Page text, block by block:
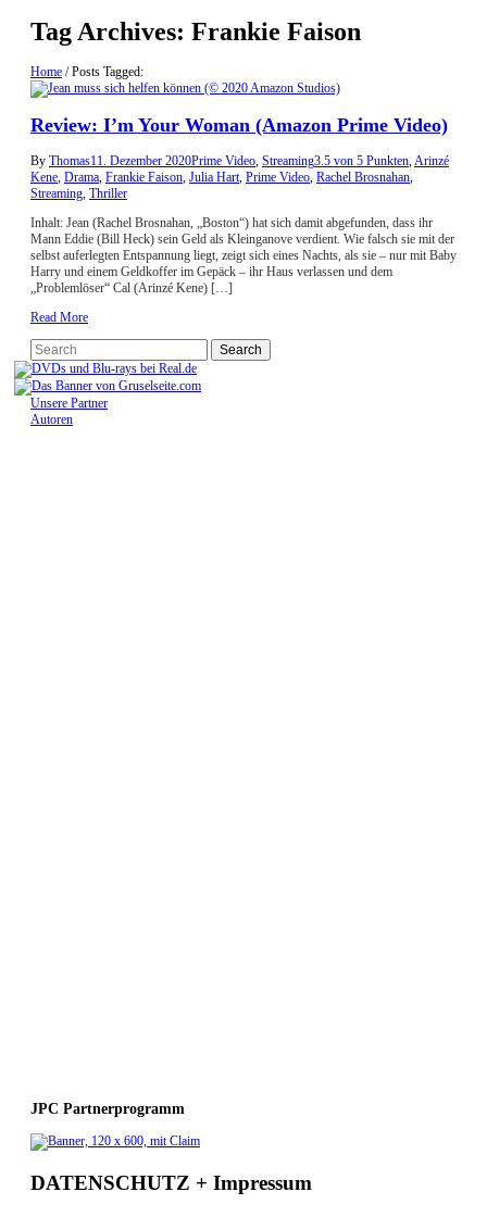
Tag Archives: Frankie Faison
Home /Posts Tagged:
Review: I’m Your Woman (Amazon Prime Video)
By Thomas11. Dezember 2020Prime Video, Streaming3.5 von 5 Punkten,Arinzé
Kene, Drama, Frankie Faison, Julia Hart, Prime Video, Rachel Brosnahan,
Streaming, Thriller
Inhalt: Jean (Rachel Brosnahan, „Boston“) hat sich damit abgefunden, dass ihr
Mann Eddie (Bill Heck) sein Geld als Kleinganove verdient. Wie falsch sie mit der
selbst auferlegten Entspannung liegt, zeigt sich eines Nachts, als sie – nur mit Baby
Harry und einem Geldkoffer im Gepäck – ihr Haus verlassen und dem
„Problemlöser“ Cal (Arinzé Kene) […]
Read More
Unsere Partner
Autoren
JPC Partnerprogramm
DATENSCHUTZ + Impressum